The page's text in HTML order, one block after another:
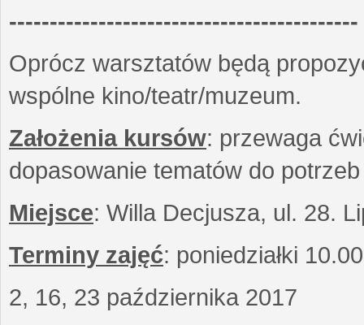
-------------------------------------------
Oprócz warsztatów będą
wspólne kino/teatr/muzeum.
Założenia kursów: przewaga
dopasowanie tematów do
Miejsce: Willa Decjusza, ul. 28.
Terminy zajęć: poniedziałki
2, 16, 23 października 2017